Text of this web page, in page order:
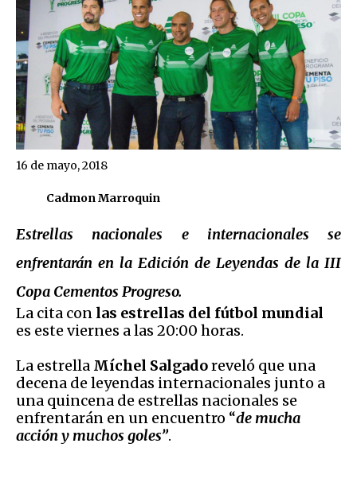
Cadmon Marroquin
16 de mayo, 2018
Estrellas nacionales e internacionales se
enfrentarán en la Edición de Leyendas de la III
Copa Cementos Progreso.
La cita con las estrellas del fútbol mundial
es este viernes a las 20:00 horas.
La estrella Míchel Salgadoreveló que una
decena de leyendas internacionales junto a
una quincena de estrellas nacionales se
enfrentarán en un encuentro “de mucha
acción y muchos goles”.